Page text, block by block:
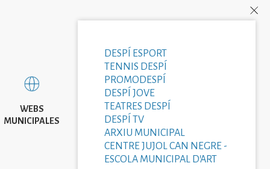
WEBS
MUNICIPALES
DESPÍ ESPORT
TENNIS DESPÍ
PROMODESPÍ
DESPÍ JOVE
TEATRES DESPÍ
DESPÍ TV
ARXIU MUNICIPAL
CENTRE JUJOL CAN NEGRE -
ESCOLA MUNICIPAL D'ART